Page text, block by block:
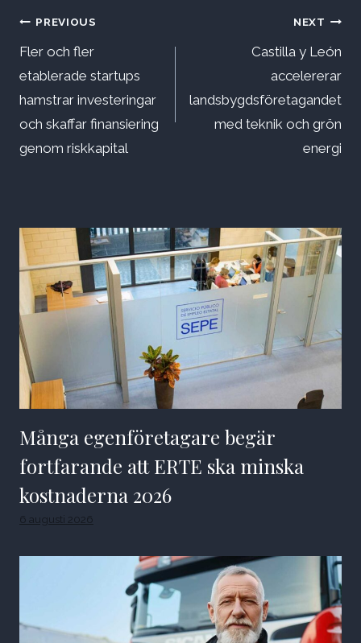
Inläggsnavigering
PREVIOUS
Fler och fler
etablerade startups
hamstrar investeringar
och skaffar finansiering
genom riskkapital
NEXT
Castilla y León
accelererar
landsbygdsföretagandet
med teknik och grön
energi
Många egenföretagare begär
fortfarande att ERTE ska minska
kostnaderna 2026
6 augusti 2026